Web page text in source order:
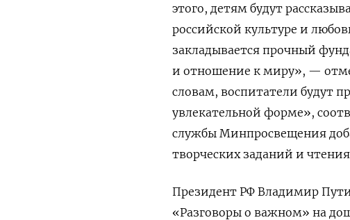
этого, детям будут
российской культуре и
закладывается прочный
и отношение к миру», —
словам, воспитатели будут
увлекательной форме»,
службы Минпросвещения
творческих заданий и
Президент РФ Владимир
«Разговоры о важном» на